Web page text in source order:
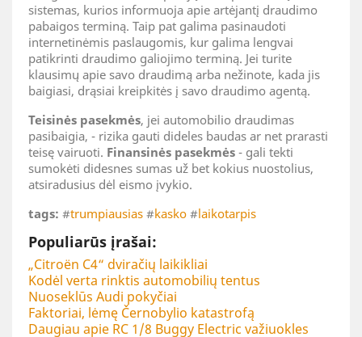
sistemas, kurios informuoja apie artėjantį draudimo
pabaigos terminą. Taip pat galima pasinaudoti
internetinėmis paslaugomis, kur galima lengvai
patikrinti draudimo galiojimo terminą. Jei turite
klausimų apie savo draudimą arba nežinote, kada jis
baigiasi, drąsiai kreipkitės į savo draudimo agentą.
Teisinės pasekmės, jei automobilio draudimas
pasibaigia, - rizika gauti dideles baudas ar net prarasti
teisę vairuoti. Finansinės pasekmės - gali tekti
sumokėti didesnes sumas už bet kokius nuostolius,
atsiradusius dėl eismo įvykio.
tags: #trumpiausias #kasko #laikotarpis
Populiarūs įrašai:
„Citroën C4“ dviračių laikikliai
Kodėl verta rinktis automobilių tentus
Nuoseklūs Audi pokyčiai
Faktoriai, lėmę Černobylio katastrofą
Daugiau apie RC 1/8 Buggy Electric važiuokles